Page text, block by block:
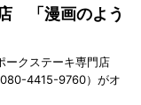
「漫画のよう
ークステーキ専門店
080-4415-9760）がオ